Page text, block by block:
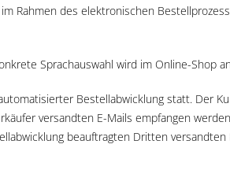
Rahmen des elektronischen
Sprachauswahl wird im Online-Shop
Bestellabwicklung statt. Der
versandten E-Mails empfangen
beauftragten Dritten